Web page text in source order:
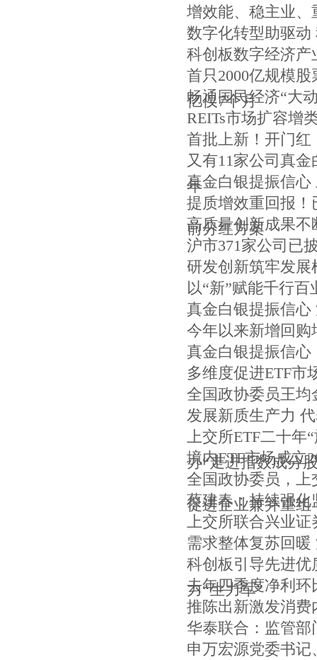
增效能、稳主业、
数字化转型助驱动
科创板数字经济
首只2000亿规模
亿仅7个月
畅通国民经济“大
REITs市场扩容增
首批上新！开门红
又有11家公司真
年
真金白银提振信
提质增效重回报！
前分红方案
高质量创新成果不
沪市371家公司已
研发创新筑牢发
以“新”赋能千行
真金白银提振信
今年以来新增回购
真金白银提振信心
多维度促进ETF市
全国政协委员王
发展新质生产力
上交所ETF二十年
办“走进指数成分
境内ETF市场成立
全国政协委员，
促进企业兼并重组
蔡建春：持续强
上交所联合兴业证
需求整体复苏回
科创板引导先进
力“生力军”
去年四季度净利环
推陈出新激发消
华泰联合：监管
申万宏源党委书